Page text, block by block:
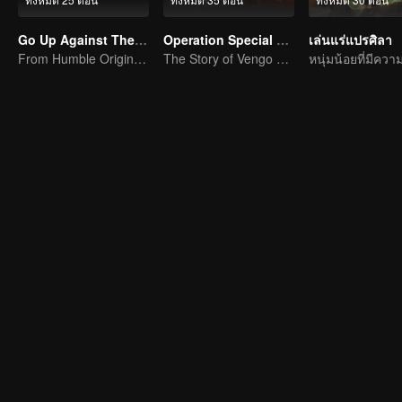
Go Up Against The Immortal
From Humble Origins to Immortal Slayer: A Journey of Unyielding Vengeance
Operation Special Warfare
The Story of Vengo and Hu Bingqing in the Army
เล่นแร่แปรศิลา